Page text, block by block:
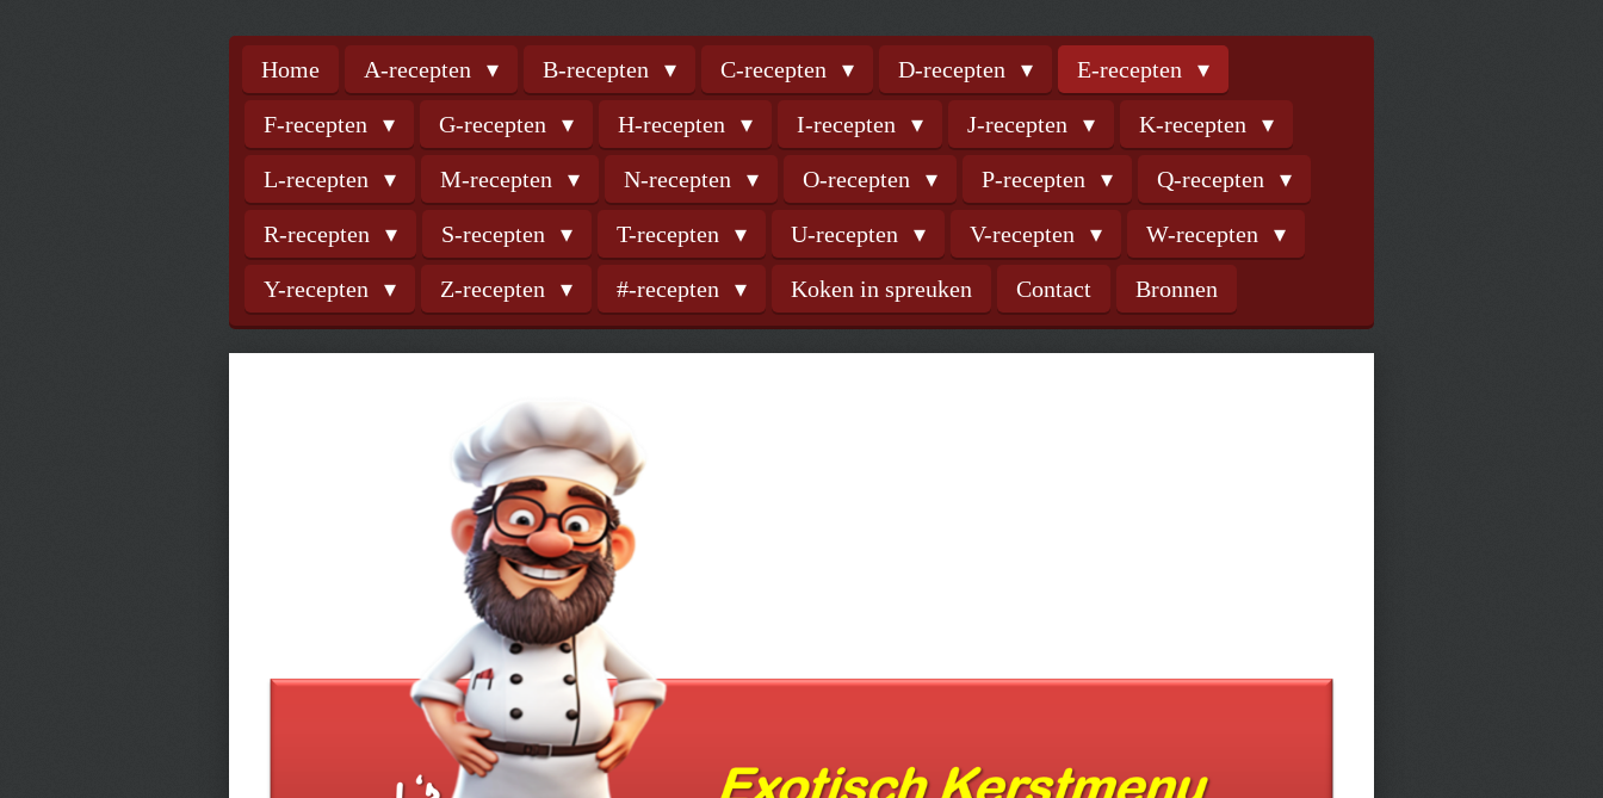
Home A-recepten B-recepten C-recepten D-recepten E-recepten
F-recepten G-recepten H-recepten I-recepten J-recepten K-recepten
L-recepten M-recepten N-recepten O-recepten P-recepten Q-recepten
R-recepten S-recepten T-recepten U-recepten V-recepten W-recepten
Y-recepten Z-recepten #-recepten Koken in spreuken Contact Bronnen